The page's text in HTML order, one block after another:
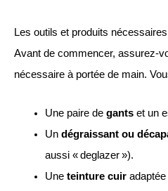
Les outils et produits nécessaires
Avant de commencer, assurez-
nécessaire à portée de main.
Une paire de gantset un
Un dégraissant ou
aussi « deglazer »).
Une teinture cuiradaptée